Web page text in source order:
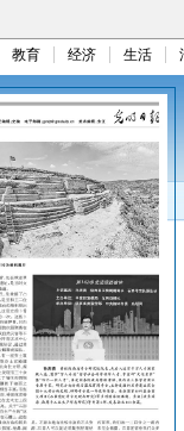
教育 经济 生活